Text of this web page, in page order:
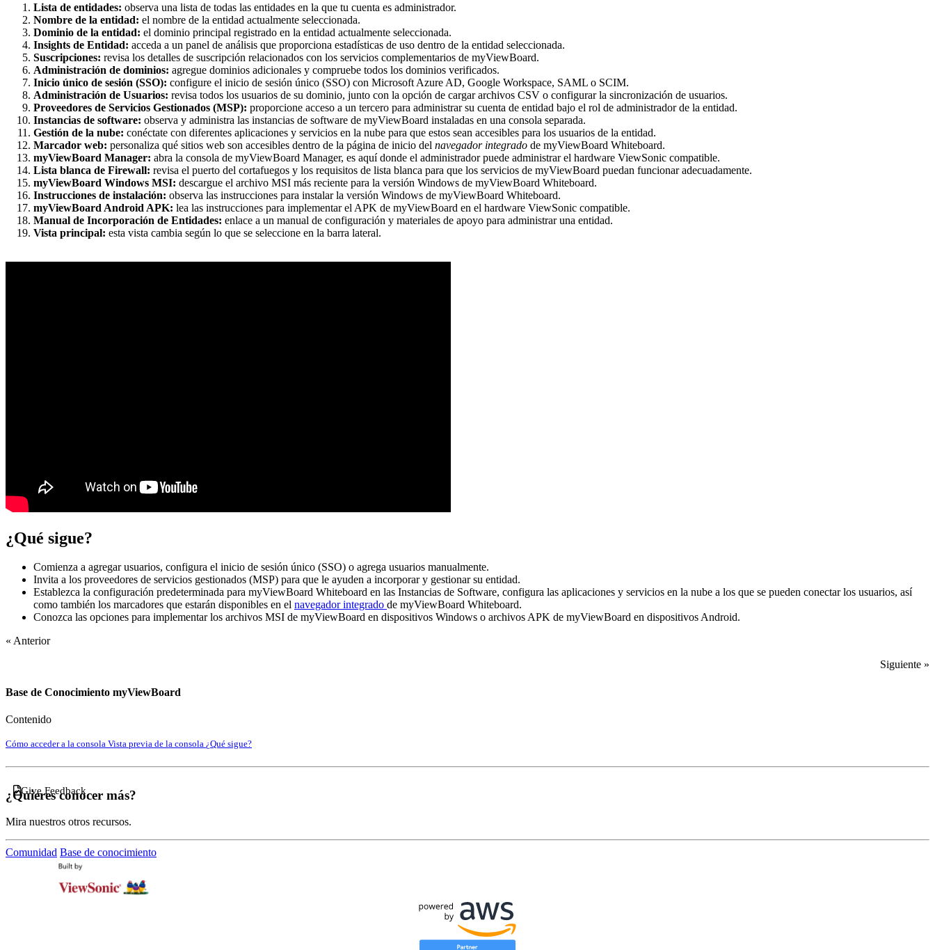
Lista de entidades: observa una lista de todas las entidades en la que tu cuenta es administrador.
Nombre de la entidad: el nombre de la entidad actualmente seleccionada.
Dominio de la entidad: el dominio principal registrado en la entidad actualmente seleccionada.
Insights de Entidad: acceda a un panel de análisis que proporciona estadísticas de uso dentro de la entidad seleccionada.
Suscripciones: revisa los detalles de suscripción relacionados con los servicios complementarios de myViewBoard.
Administración de dominios: agregue dominios adicionales y compruebe todos los dominios verificados.
Inicio único de sesión (SSO): configure el inicio de sesión único (SSO) con Microsoft Azure AD, Google Workspace, SAML o SCIM.
Administración de Usuarios: revisa todos los usuarios de su dominio, junto con la opción de cargar archivos CSV o configurar la sincronización de usuarios.
Proveedores de Servicios Gestionados (MSP): proporcione acceso a un tercero para administrar su cuenta de entidad bajo el rol de administrador de la entidad.
Instancias de software: observa y administra las instancias de software de myViewBoard instaladas en una consola separada.
Gestión de la nube: conéctate con diferentes aplicaciones y servicios en la nube para que estos sean accesibles para los usuarios de la entidad.
Marcador web: personaliza qué sitios web son accesibles dentro de la página de inicio del navegador integrado de myViewBoard Whiteboard.
myViewBoard Manager: abra la consola de myViewBoard Manager, es aquí donde el administrador puede administrar el hardware ViewSonic compatible.
Lista blanca de Firewall: revisa el puerto del cortafuegos y los requisitos de lista blanca para que los servicios de myViewBoard puedan funcionar adecuadamente.
myViewBoard Windows MSI: descargue el archivo MSI más reciente para la versión Windows de myViewBoard Whiteboard.
Instrucciones de instalación: observa las instrucciones para instalar la versión Windows de myViewBoard Whiteboard.
myViewBoard Android APK: lea las instrucciones para implementar el APK de myViewBoard en el hardware ViewSonic compatible.
Manual de Incorporación de Entidades: enlace a un manual de configuración y materiales de apoyo para administrar una entidad.
Vista principal: esta vista cambia según lo que se seleccione en la barra lateral.
¿Qué sigue?
Comienza a agregar usuarios, configura el inicio de sesión único (SSO) o agrega usuarios manualmente.
Invita a los proveedores de servicios gestionados (MSP) para que le ayuden a incorporar y gestionar su entidad.
Establezca la configuración predeterminada para myViewBoard Whiteboard en las Instancias de Software, configura las aplicaciones y servicios en la nube a los que se pueden conectar los usuarios, así
como también los marcadores que estarán disponibles en el navegador integrado de myViewBoard Whiteboard.
Conozca las opciones para implementar los archivos MSI de myViewBoard en dispositivos Windows o archivos APK de myViewBoard en dispositivos Android.
« Anterior
Siguiente »
Base de Conocimiento myViewBoard
Contenido
Cómo acceder a la consola Vista previa de la consola ¿Qué sigue?
Give Feedback
¿Quieres conocer más?
Mira nuestros otros recursos.
Comunidad Base de conocimiento